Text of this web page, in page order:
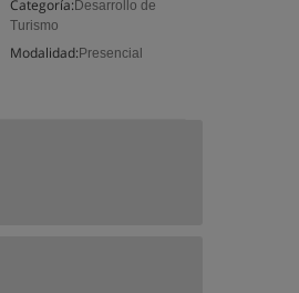
Categoría: Desarrollo de
Turismo
Modalidad: Presencial